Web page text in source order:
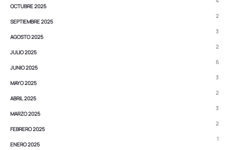
OCTUBRE 2025
SEPTIEMBRE 2025
2
AGOSTO 2025
3
JULIO 2025
2
JUNIO 2025
6
MAYO 2025
3
ABRIL 2025
2
MARZO 2025
3
FEBRERO 2025
2
ENERO 2025
1